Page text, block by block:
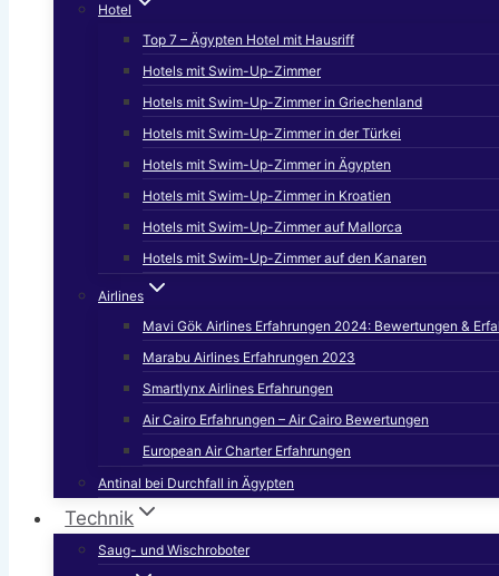
Hotel
Top 7 – Ägypten Hotel mit Hausriff
Hotels mit Swim-Up-Zimmer
Hotels mit Swim-Up-Zimmer in Griechenland
Hotels mit Swim-Up-Zimmer in der Türkei
Hotels mit Swim-Up-Zimmer in Ägypten
Hotels mit Swim-Up-Zimmer in Kroatien
Hotels mit Swim-Up-Zimmer auf Mallorca
Hotels mit Swim-Up-Zimmer auf den Kanaren
Airlines
Mavi Gök Airlines Erfahrungen 2024: Bewertungen &
Marabu Airlines Erfahrungen 2023
Smartlynx Airlines Erfahrungen
Air Cairo Erfahrungen – Air Cairo Bewertungen
European Air Charter Erfahrungen
Antinal bei Durchfall in Ägypten
Technik
Saug- und Wischroboter